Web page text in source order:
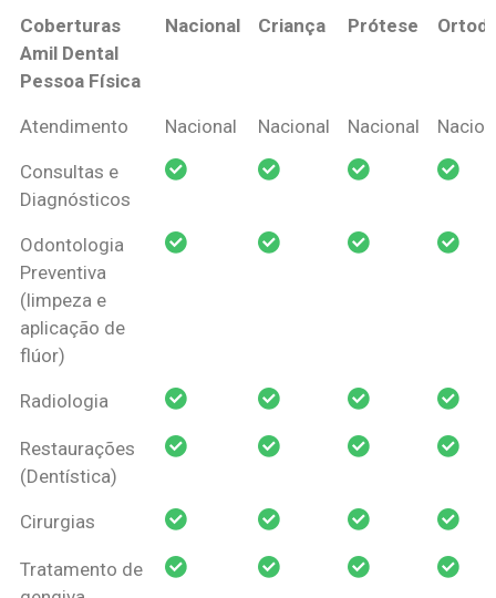
Coberturas
Amil Dental
Pessoa Física
Nacional Criança Prótese
Coberturas
Pessoa Física
Nacional Criança Prótese
Atendimento Nacional Nacional Nacional
Consultas e
Diagnósticos
Odontologia
Preventiva
(limpeza e
aplicação de
flúor)
Radiologia
Restaurações
(Dentística)
Cirurgias
Tratamento de